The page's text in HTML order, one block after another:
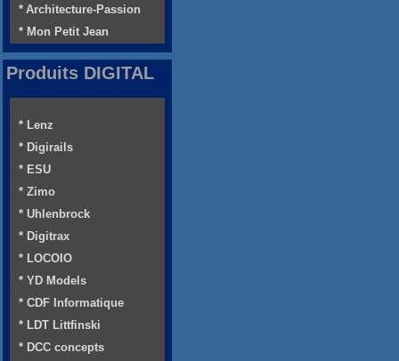
* Architecture-Passion
* Mon Petit Jean
Produits DIGITAL
* Lenz
* Digirails
* ESU
* Zimo
* Uhlenbrock
* Digitrax
* LOCOIO
* YD Models
* CDF Informatique
* LDT Littfinski
* DCC concepts